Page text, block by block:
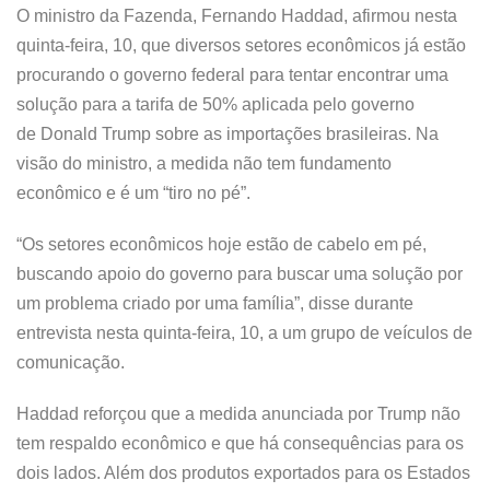
O ministro da Fazenda, Fernando Haddad, afirmou nesta
quinta-feira, 10, que diversos setores econômicos já estão
procurando o governo federal para tentar encontrar uma
solução para a tarifa de 50% aplicada pelo governo
de Donald Trump sobre as importações brasileiras. Na
visão do ministro, a medida não tem fundamento
econômico e é um “tiro no pé”.
“Os setores econômicos hoje estão de cabelo em pé,
buscando apoio do governo para buscar uma solução por
um problema criado por uma família”, disse durante
entrevista nesta quinta-feira, 10, a um grupo de veículos de
comunicação.
Haddad reforçou que a medida anunciada por Trump não
tem respaldo econômico e que há consequências para os
dois lados. Além dos produtos exportados para os Estados